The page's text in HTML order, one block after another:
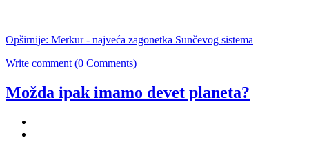
Opširnije: Merkur - najveća zagonetka Sunčevog sistema
Write comment (0 Comments)
Možda ipak imamo devet planeta?